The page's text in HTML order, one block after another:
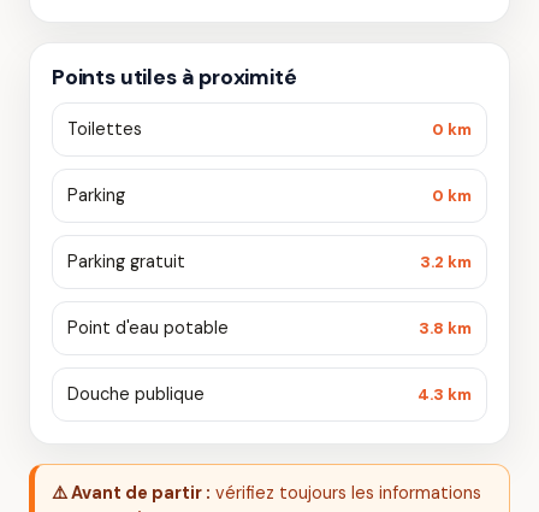
Points utiles à proximité
Toilettes 0 km
Parking 0 km
Parking gratuit 3.2 km
Point d'eau potable 3.8 km
Douche publique 4.3 km
⚠️ Avant de partir : vérifiez toujours les informations